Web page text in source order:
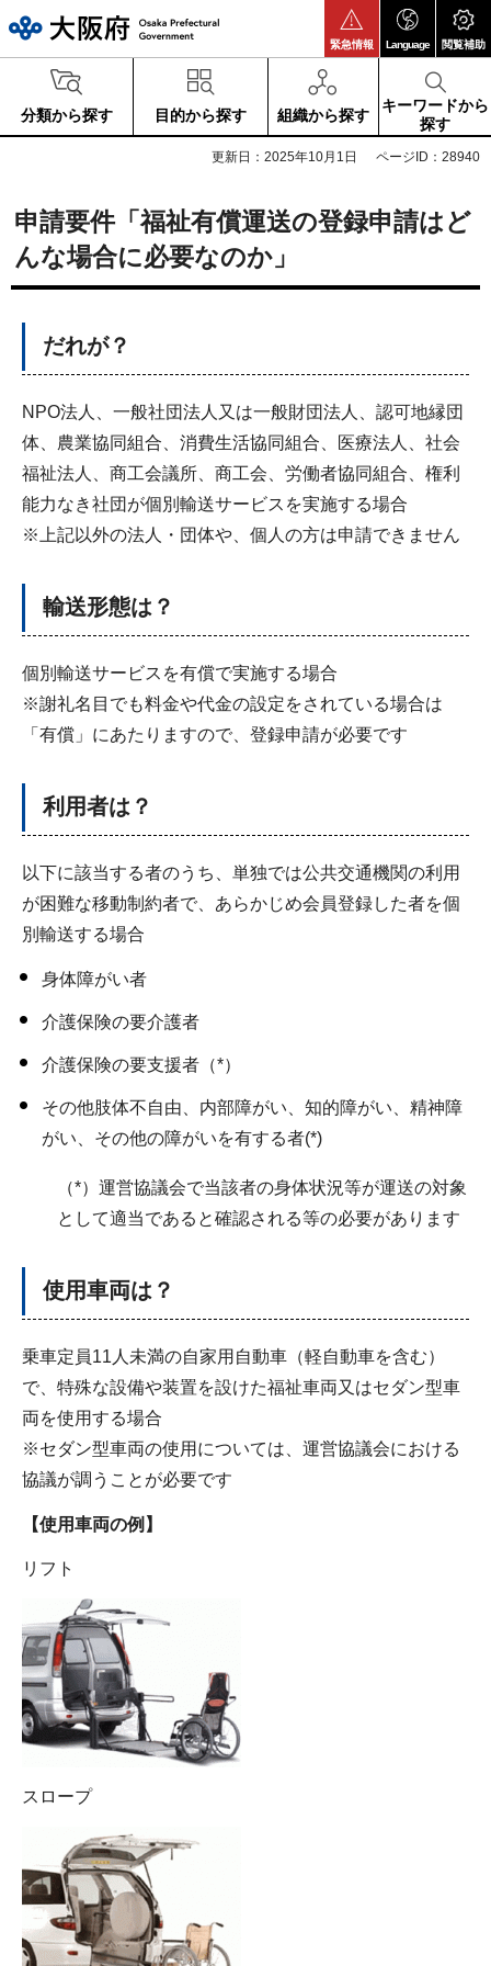
緊急情報 Language 閲覧補助
分類から探す 目的から探す 組織から探す
キーワードから
探す
更新日：2025年10月1日 ページID：28940
申請要件「福祉有償運送の登録申請はど
んな場合に必要なのか」
だれが？
NPO法人、一般社団法人又は一般財団法人、認可地縁団
体、農業協同組合、消費生活協同組合、医療法人、社会
福祉法人、商工会議所、商工会、労働者協同組合、権利
能力なき社団が個別輸送サービスを実施する場合
※上記以外の法人・団体や、個人の方は申請できません
輸送形態は？
個別輸送サービスを有償で実施する場合
※謝礼名目でも料金や代金の設定をされている場合は
「有償」にあたりますので、登録申請が必要です
利用者は？
以下に該当する者のうち、単独では公共交通機関の利用
が困難な移動制約者で、あらかじめ会員登録した者を個
別輸送する場合
身体障がい者
介護保険の要介護者
介護保険の要支援者（*）
その他肢体不自由、内部障がい、知的障がい、精神障
がい、その他の障がいを有する者(*)
（*）運営協議会で当該者の身体状況等が運送の対象
として適当であると確認される等の必要があります
使用車両は？
乗車定員11人未満の自家用自動車（軽自動車を含む）
で、特殊な設備や装置を設けた福祉車両又はセダン型車
両を使用する場合
※セダン型車両の使用については、運営協議会における
協議が調うことが必要です
【使用車両の例】
リフト
スロープ